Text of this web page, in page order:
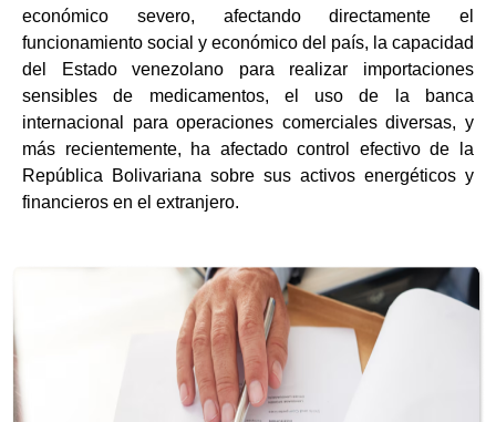
económico severo, afectando directamente el
funcionamiento social y económico del país, la capacidad
del Estado venezolano para realizar importaciones
sensibles de medicamentos, el uso de la banca
internacional para operaciones comerciales diversas, y
más recientemente, ha afectado control efectivo de la
República Bolivariana sobre sus activos energéticos y
financieros en el extranjero.